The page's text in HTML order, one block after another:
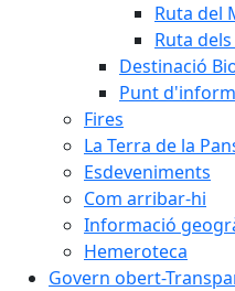
Ruta del
Ruta
Destinació
Punt
Fires
La Terra de la
Esdeveniments
Com arribar-hi
Informació
Hemeroteca
Govern obert-